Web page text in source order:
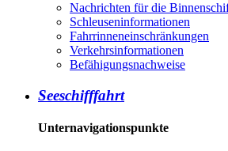
Nachrichten für die
Schleuseninformationen
Fahrrinneneinschränkungen
Verkehrsinformationen
Befähigungsnachweise
Seeschifffahrt
Unternavigationspunkte